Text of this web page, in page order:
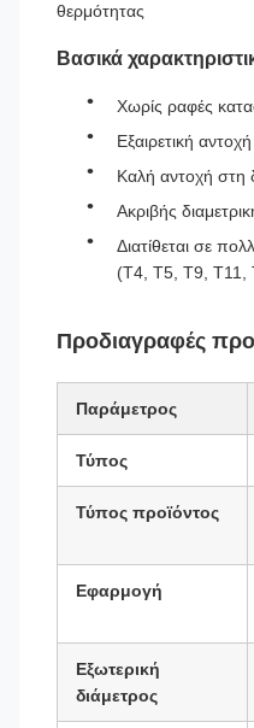
θερμότητας
Βασικά
Χωρίς ραφές
Εξαιρετική
Καλή αντοχή στη
Ακριβής
Διατίθεται σε
(T4, T5, T9, T11,
Προδιαγραφές
Παράμετρος
Τύπος
Τύπος προϊόντος
Εφαρμογή
Εξωτερική
διάμετρος